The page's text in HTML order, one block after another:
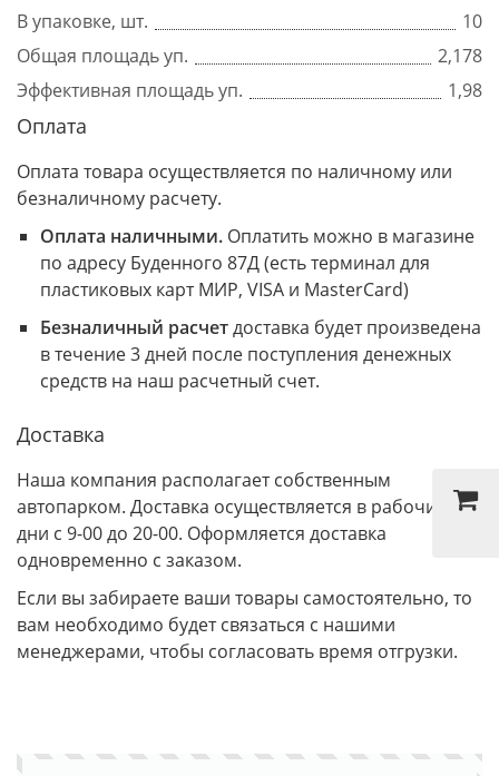
В упаковке, шт.
10
Общая площадь уп.
2,178
Эффективная площадь уп.
1,98
Оплата
Оплата товара осуществляется по наличному или
безналичному расчету.
Оплата наличными. Оплатить можно в магазине
по адресу Буденного 87Д (есть терминал для
пластиковых карт МИР, VISA и MasterCard)
Безналичный расчетдоставка будет произведена
в течение 3 дней после поступления денежных
средств на наш расчетный счет.
Доставка
Наша компания располагает собственным
автопарком. Доставка осуществляется в рабочие
дни с 9-00 до 20-00. Оформляется доставка
одновременно с заказом.
Если вы забираете ваши товары самостоятельно, то
вам необходимо будет связаться с нашими
менеджерами, чтобы согласовать время отгрузки.